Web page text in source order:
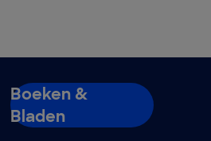
Boeken &
Bladen